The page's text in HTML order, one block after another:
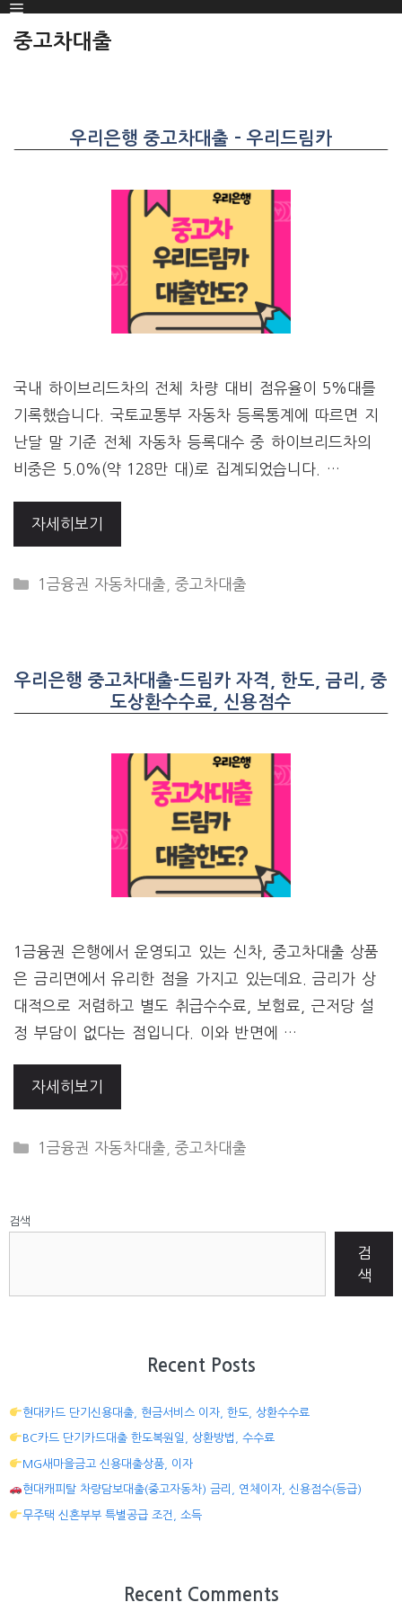
SKIP
TO
Menu
중고차대출
우리은행 중고차대출 – 우리드림카
국내 하이브리드차의 전체 차량 대비 점유율이 5%대를
기록했습니다. 국토교통부 자동차 등록통계에 따르면 지
난달 말 기준 전체 자동차 등록대수 중 하이브리드차의
비중은 5.0%(약 128만 대)로 집계되었습니다. …
자세히보기
CATEGORIES
1금융권 자동차대출 ,중고차대출
우리은행 중고차대출-드림카 자격, 한도, 금리, 중
도상환수수료, 신용점수
1금융권 은행에서 운영되고 있는 신차, 중고차대출 상품
은 금리면에서 유리한 점을 가지고 있는데요. 금리가 상
대적으로 저렴하고 별도 취급수수료, 보험료, 근저당 설
정 부담이 없다는 점입니다. 이와 반면에 …
자세히보기
CATEGORIES
1금융권 자동차대출 ,중고차대출
검색
검
색
Recent Posts
현대카드 단기신용대출, 현금서비스 이자, 한도, 상환수수료
BC카드 단기카드대출 한도복원일, 상환방법, 수수료
MG새마을금고 신용대출상품, 이자
현대캐피탈 차량담보대출(중고자동차) 금리, 연체이자, 신용점수(등급)
무주택 신혼부부 특별공급 조건, 소득
Recent Comments